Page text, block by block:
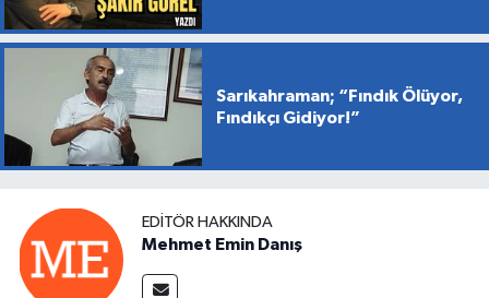
Sarıkahraman; “Fındık Ölüyor,
Fındıkçı Gidiyor!”
EDITÖR HAKKINDA
Mehmet Emin Danış